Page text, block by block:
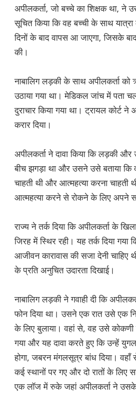
अपीलकर्ता, जो बच्चे का शिक्षक था, ने
सूचित किया कि वह बच्ची के साथ
दिनों के बाद वापस आ जाएगा, जिसके
की।
नाबालिग लड़की के साथ अपीलकर्ता को
उठाया गया था। मेडिकल जांच में पता
दुराचार किया गया था। ट्रायल कोर्ट ने
करार दिया।
अपीलकर्ता ने दावा किया कि लड़की और
बीच झगड़ा था और उसने उसे बताया कि
चाहती थी और आत्महत्या करना चाहती
आत्महत्या करने से रोकने के लिए अपने
राज्य ने तर्क दिया कि अपीलकर्ता के
जिरह में स्थिर रही। यह तर्क दिया
आजीवन कारावास की सजा देनी चाहिए
के प्रति अनुचित उदारता दिखाई।
नाबालिग लड़की ने गवाही दी कि
फोन दिया था। उसने एक रात उसे एक
के लिए बुलाया। वहां से, वह उसे कोकणी
गया और यह दावा करते हुए कि उन्हें
होगा, जबरन मंगलसूत्र बांध दिया। वहाँ
कई स्थानों पर गए और दो रातों के लिए
एक लॉज में रुके जहां अपीलकर्ता ने उसके